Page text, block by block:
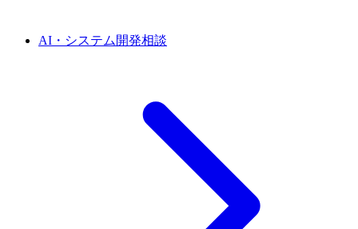
AI・システム開発相談